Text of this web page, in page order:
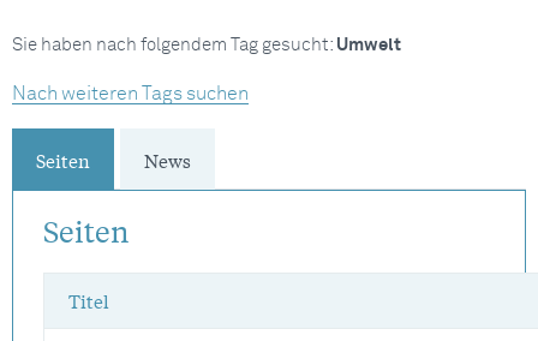
Sie haben nach folgendem Tag gesucht: Umwelt
Nach weiteren Tags suchen
Seiten News
Seiten
Titel